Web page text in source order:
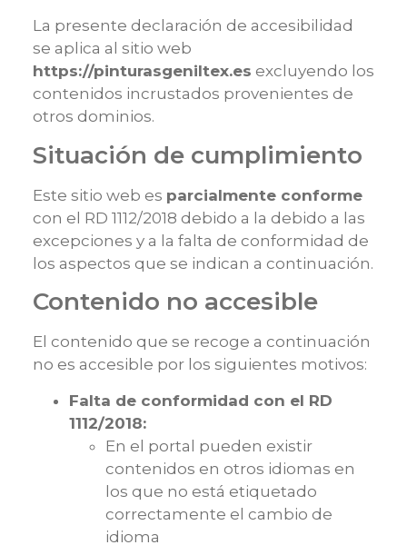
La presente declaración de accesibilidad
se aplica al sitio web
https://pinturasgeniltex.es excluyendo los
contenidos incrustados provenientes de
otros dominios.
Situación de cumplimiento
Este sitio web es parcialmente conforme
con el RD 1112/2018 debido a la debido a las
excepciones y a la falta de conformidad de
los aspectos que se indican a continuación.
Contenido no accesible
El contenido que se recoge a continuación
no es accesible por los siguientes motivos:
Falta de conformidad con el RD
1112/2018:
En el portal pueden existir
contenidos en otros idiomas en
los que no está etiquetado
correctamente el cambio de
idioma